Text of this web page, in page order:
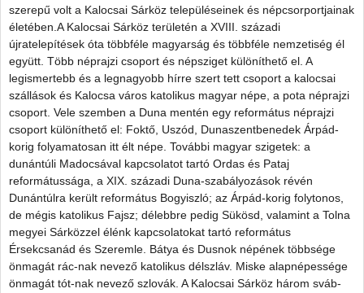
szerepű volt a Kalocsai Sárköz településeinek és népcsorportjainak
életében.A Kalocsai Sárköz területén a XVIII. századi
újratelepítések óta többféle magyarság és többféle nemzetiség él
együtt. Több néprajzi csoport és népsziget különíthető el. A
legismertebb és a legnagyobb hírre szert tett csoport a kalocsai
szállások és Kalocsa város katolikus magyar népe, a pota néprajzi
csoport. Vele szemben a Duna mentén egy református néprajzi
csoport különíthető el: Foktő, Uszód, Dunaszentbenedek Árpád-
korig folyamatosan itt élt népe. További magyar szigetek: a
dunántúli Madocsával kapcsolatot tartó Ordas és Pataj
reformátussága, a XIX. századi Duna-szabályozások révén
Dunántúlra került református Bogyiszló; az Árpád-korig folytonos,
de mégis katolikus Fajsz; délebbre pedig Sükösd, valamint a Tolna
megyei Sárközzel élénk kapcsolatokat tartó református
Érsekcsanád és Szeremle. Bátya és Dusnok népének többsége
önmagát rác-nak nevező katolikus délszláv. Miske alapnépessége
önmagát tót-nak nevező szlovák. A Kalocsai Sárköz három sváb-